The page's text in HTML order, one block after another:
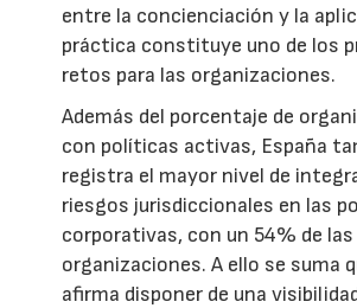
entre la concienciación y la
práctica constituye uno de los
retos para las organizaciones.
Además del porcentaje de
con políticas activas, España
registra el mayor nivel de
riesgos jurisdiccionales en las
corporativas, con un 54% de las
organizaciones. A ello se suma
afirma disponer de una